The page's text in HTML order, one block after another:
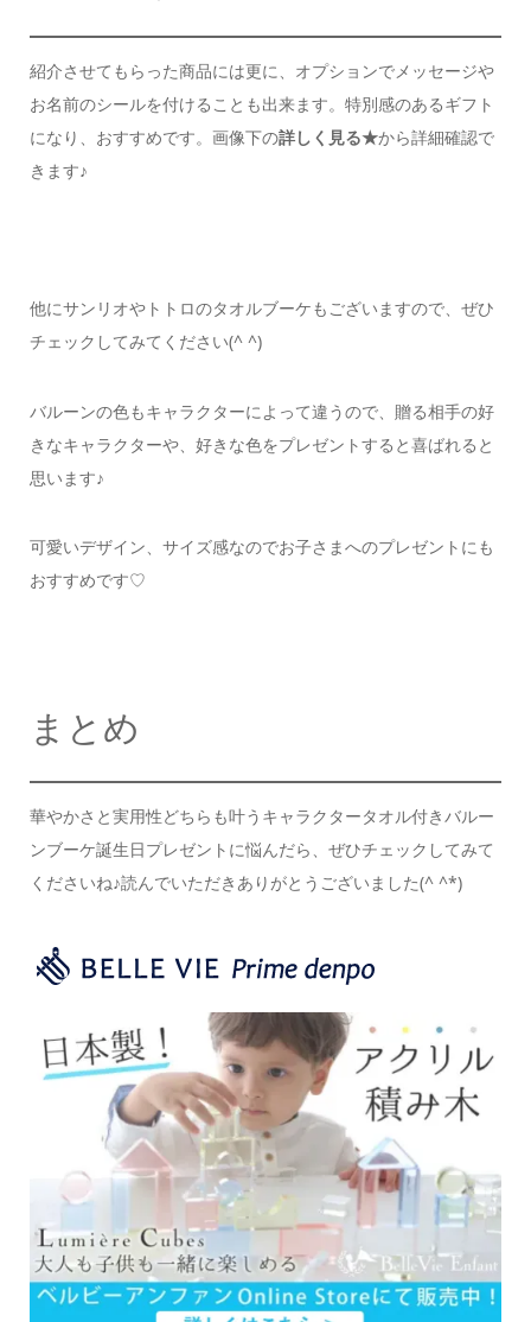
紹介させてもらった商品には更に、オプションでメッセージや
お名前のシールを付けることも出来ます。 特別感のあるギフト
になり、おすすめです。 画像下の詳しく見る★から詳細確認で
きます♪
他にサンリオやトトロのタオルブーケもございますので、 ぜひ
チェックしてみてください(^ ^)
バルーンの色もキャラクターによって違うので、 贈る相手の好
きなキャラクターや、 好きな色をプレゼントすると喜ばれると
思います♪
可愛いデザイン、サイズ感なのでお子さまへのプレゼントにも
おすすめです♡
まとめ
華やかさと実用性どちらも叶う キャラクタータオル付きバルー
ンブーケ誕生日プレゼントに悩んだら、 ぜひチェックしてみて
くださいね♪読んでいただきありがとうございました(^ ^*)